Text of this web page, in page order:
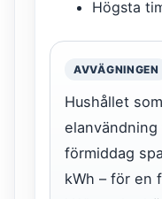
Högsta
AVVÄGNINGEN
Hushållet
förmiddag
kWh – för en